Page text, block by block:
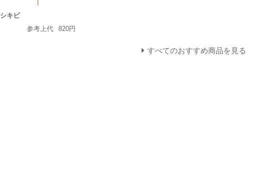
シキビ
参考上代
820円
すべてのおすすめ商品を見る